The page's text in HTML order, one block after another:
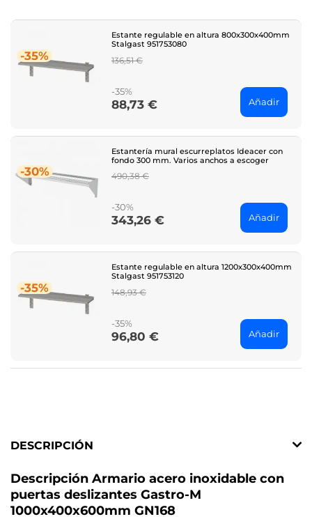
-35%
Estante regulable en altura 800x300x400mm
Stalgast 951753080
Regular
136,51 €
-35%
Price
88,73 € Añadir
-30%
Estantería mural escurreplatos Ideacer con
fondo 300 mm. Varios anchos a escoger
Regular
490,38 €
-30%
Price
343,26 € Añadir
-35%
Estante regulable en altura 1200x300x400mm
Stalgast 951753120
Regular
148,93 €
-35%
Price
96,80 € Añadir
DESCRIPCIÓN
Descripción Armario acero inoxidable con
puertas deslizantes Gastro-M
1000x400x600mm GN168